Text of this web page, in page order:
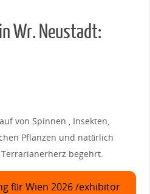
Wr. Neustadt:
von Spinnen , Insekten,
Pflanzen und natürlich
begehrt.
für Wien 2026 /exhibitor